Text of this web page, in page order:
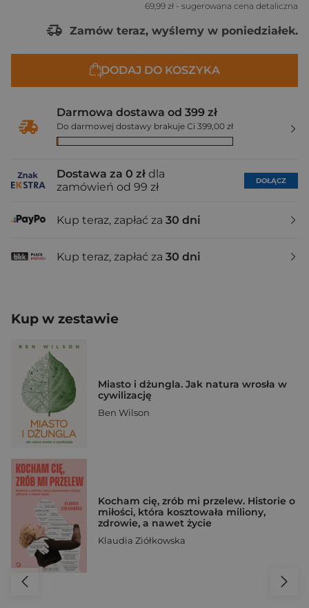
69,99 zł - sugerowana cena detaliczna
Zamów teraz, wyślemy w poniedziałek.
DODAJ DO KOSZYKA
Darmowa dostawa od 399 zł
Do darmowej dostawy brakuje Ci 399,00 zł
Dostawa za 0 zł dla
zamówień od 99 zł
DOŁĄCZ
Kup teraz, zapłać za 30 dni
Kup teraz, zapłać za 30 dni
Kup w zestawie
Miasto i dżungla. Jak natura wrosła w
cywilizację
Ben Wilson
Kocham cię, zrób mi przelew. Historie o
miłości, która kosztowała miliony,
zdrowie, a nawet życie
Klaudia Ziółkowska